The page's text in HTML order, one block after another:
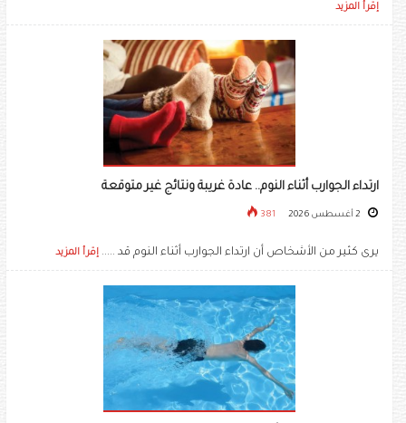
إقرأ المزيد
ارتداء الجوارب أثناء النوم.. عادة غريبة ونتائج غير متوقعة
381
يرى كثير من الأشخاص أن ارتداء الجوارب أثناء النوم قد ..... إقرأ المزيد